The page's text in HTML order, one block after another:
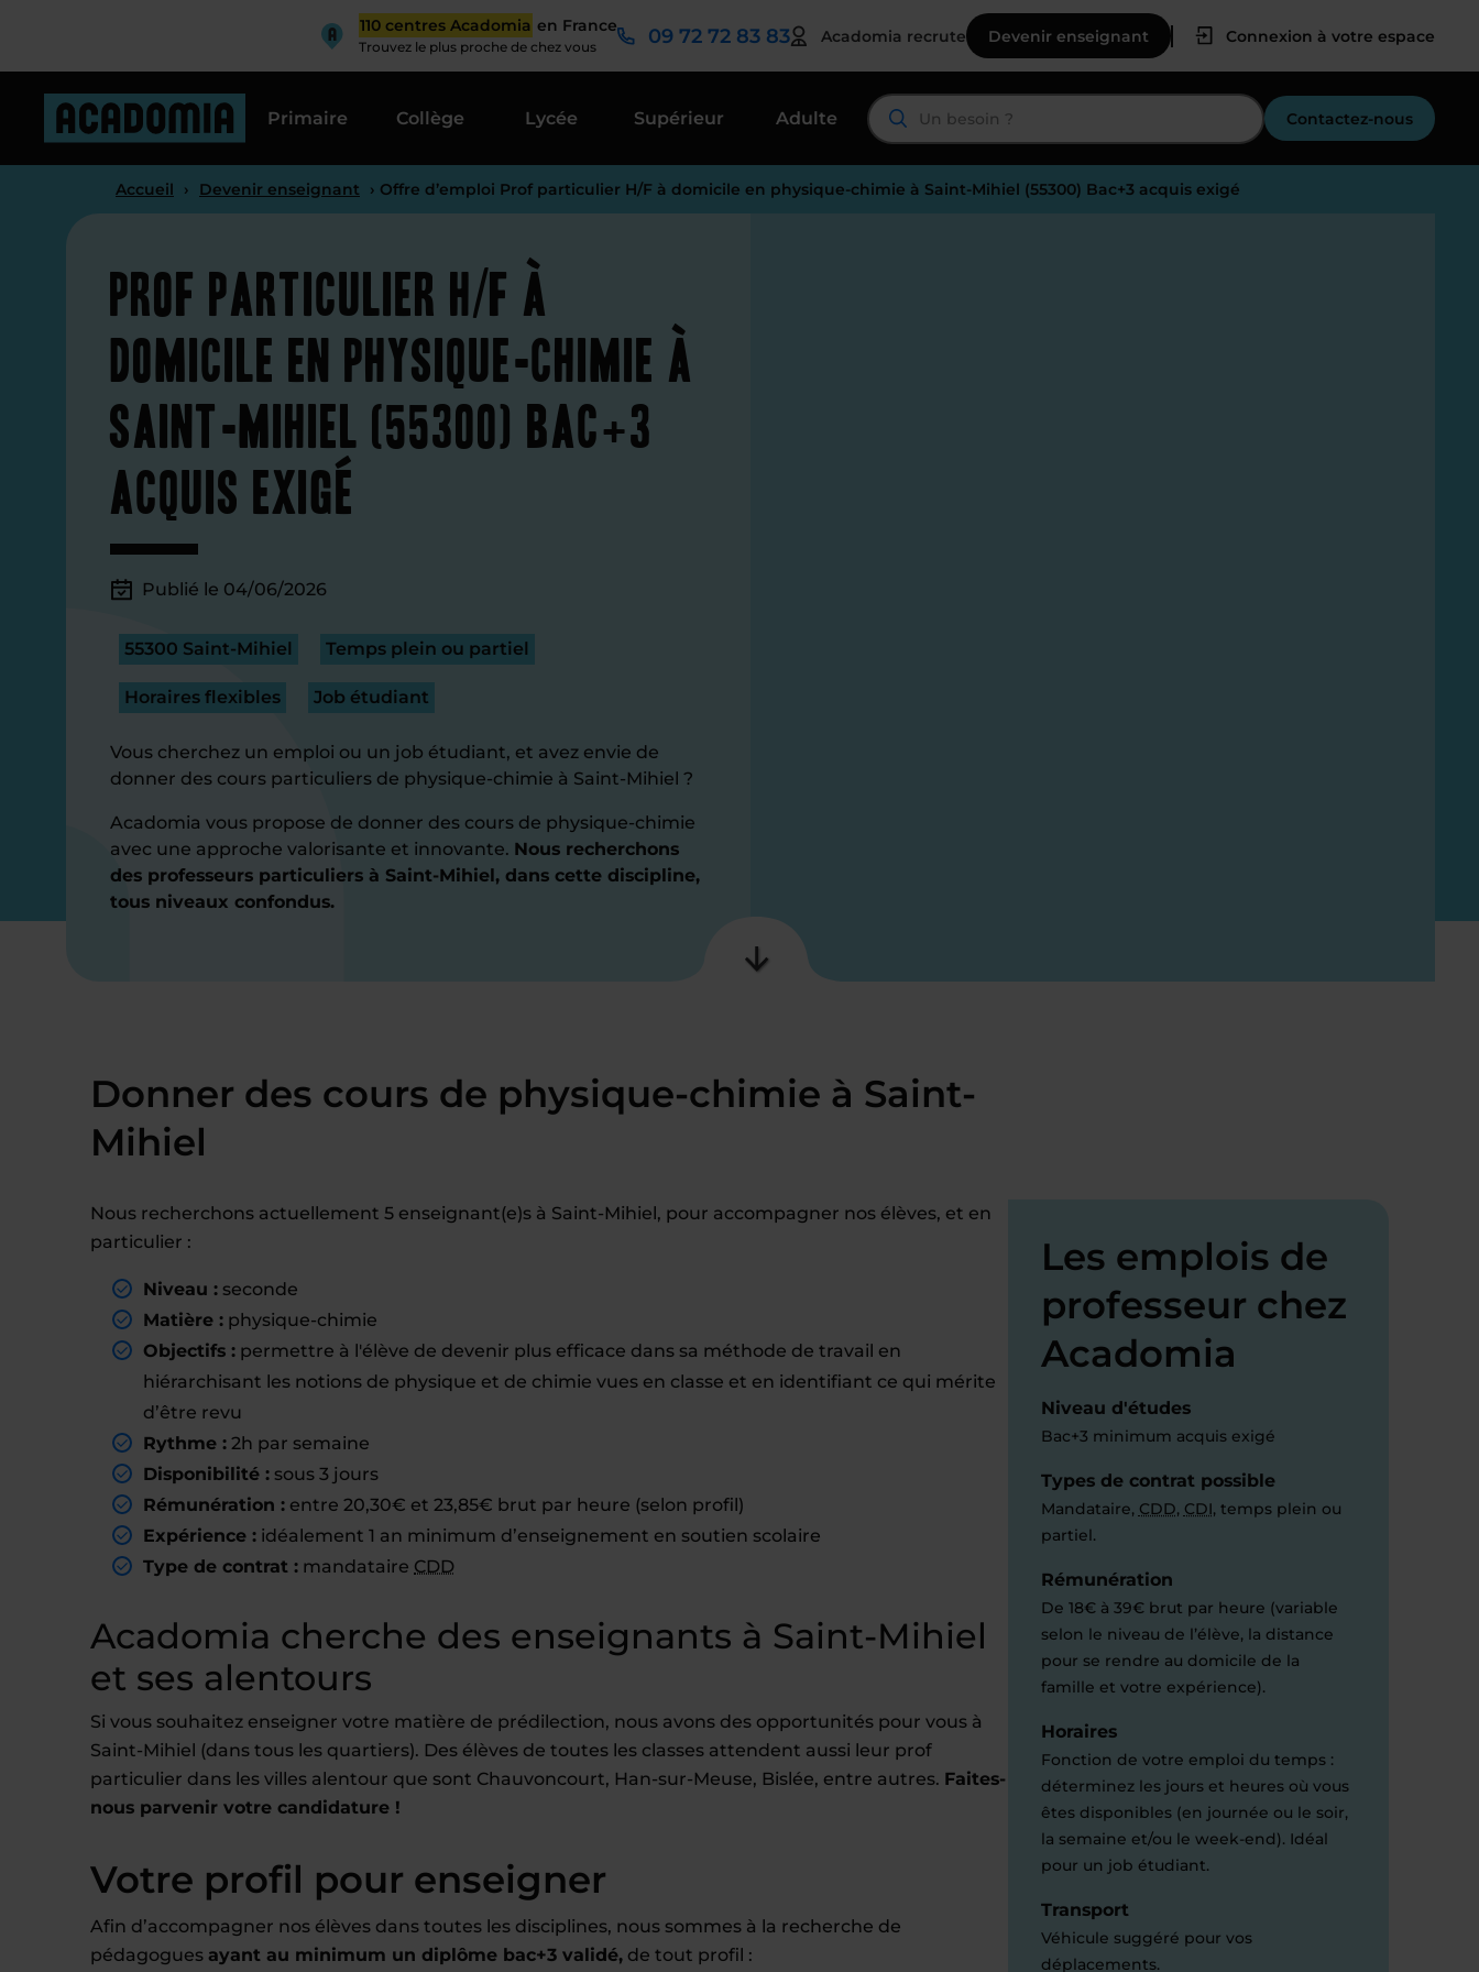
110 centres Acadomia en France
Trouvez le plus proche de chez vous 09 72 72 83 83 Acadomia recrute Devenir enseignant Connexion à votre espace
Primaire Collège Lycée Supérieur Adulte Contactez-nous
Accueil › Devenir enseignant › Offre d’emploi Prof particulier H/F à domicile en physique-chimie à Saint-Mihiel (55300) Bac+3 acquis exigé
Prof particulier H/F à
domicile en physique-chimie à
Saint-Mihiel (55300) Bac+3
acquis exigé
Publié le 04/06/2026
55300 Saint-Mihiel Temps plein ou partiel
Horaires flexibles Job étudiant
Vous cherchez un emploi ou un job étudiant, et avez envie de
donner des cours particuliers de physique-chimie à Saint-Mihiel ?
Acadomia vous propose de donner des cours de physique-chimie
avec une approche valorisante et innovante. Nous recherchons
des professeurs particuliers à Saint-Mihiel, dans cette discipline,
tous niveaux confondus.
Donner des cours de physique-chimie à Saint-
Mihiel
Nous recherchons actuellement 5 enseignant(e)s à Saint-Mihiel, pour accompagner nos élèves, et en
particulier :
Niveau : seconde
Matière : physique-chimie
Objectifs : permettre à l'élève de devenir plus efficace dans sa méthode de travail en
hiérarchisant les notions de physique et de chimie vues en classe et en identifiant ce qui mérite
d’être revu
Rythme : 2h par semaine
Disponibilité : sous 3 jours
Rémunération : entre 20,30€ et 23,85€ brut par heure (selon profil)
Expérience : idéalement 1 an minimum d’enseignement en soutien scolaire
Type de contrat : mandataire CDD
Acadomia cherche des enseignants à Saint-Mihiel
et ses alentours
Si vous souhaitez enseigner votre matière de prédilection, nous avons des opportunités pour vous à
Saint-Mihiel (dans tous les quartiers). Des élèves de toutes les classes attendent aussi leur prof
particulier dans les villes alentour que sont Chauvoncourt, Han-sur-Meuse, Bislée, entre autres. Faites-
nous parvenir votre candidature !
Votre profil pour enseigner
Afin d’accompagner nos élèves dans toutes les disciplines, nous sommes à la recherche de
pédagogues ayant au minimum un diplôme bac+3 validé, de tout profil :
Les emplois de
professeur chez
Acadomia
Niveau d'études
Bac+3 minimum acquis exigé
Types de contrat possible
Mandataire, CDD, CDI, temps plein ou
partiel.
Rémunération
De 18€ à 39€ brut par heure (variable
selon le niveau de l’élève, la distance
pour se rendre au domicile de la
famille et votre expérience).
Horaires
Fonction de votre emploi du temps :
déterminez les jours et heures où vous
êtes disponibles (en journée ou le soir,
la semaine et/ou le week-end). Idéal
pour un job étudiant.
Transport
Véhicule suggéré pour vos
déplacements.